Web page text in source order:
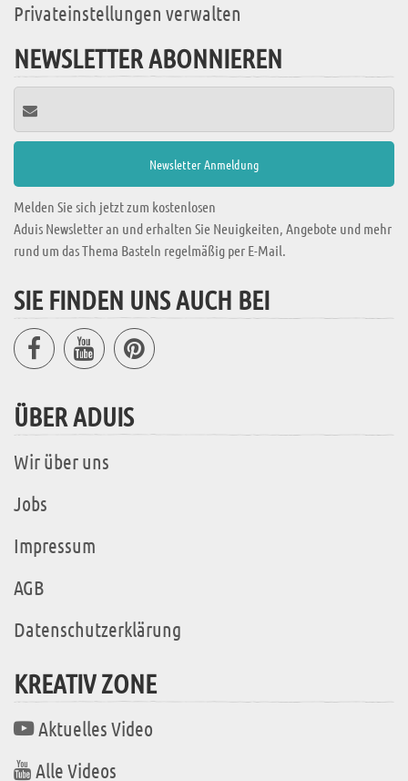
Privateinstellungen verwalten
NEWSLETTER ABONNIEREN
Melden Sie sich jetzt zum kostenlosen
Aduis Newsletter an und erhalten Sie Neuigkeiten, Angebote und mehr
rund um das Thema Basteln regelmäßig per E-Mail.
SIE FINDEN UNS AUCH BEI
ÜBER ADUIS
Wir über uns
Jobs
Impressum
AGB
Datenschutzerklärung
KREATIV ZONE
Aktuelles Video
Alle Videos